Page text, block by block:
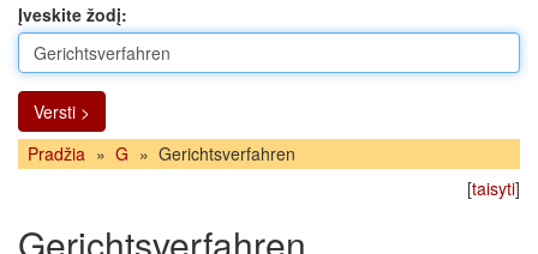
Įveskite žodį:
Versti >
Pradžia » G » Gerichtsverfahren
[taisyti]
Gerichtsverfahren